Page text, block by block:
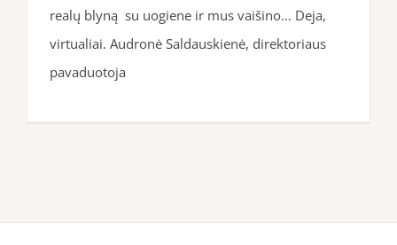
realų blyną su uogiene ir mus vaišino… Deja,
virtualiai. Audronė Saldauskienė, direktoriaus
pavaduotoja